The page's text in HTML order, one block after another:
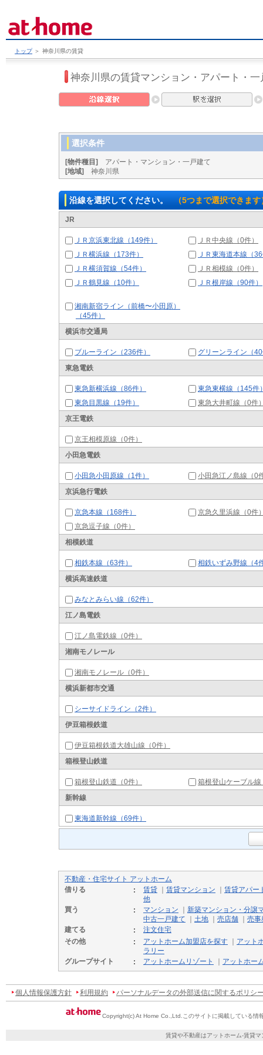
トップ ＞ 神奈川県の賃貸
神奈川県の賃貸マンション・アパート・一
選択条件
[物件種目]
アパート・マンション・一戸建て
[地域]
神奈川県
沿線を選択してください。 （5つまで選択できます
JR
ＪＲ京浜東北線（149件）
ＪＲ中央線（0件）
ＪＲ横浜線（173件）
ＪＲ東海道本線（
ＪＲ横須賀線（54件）
ＪＲ相模線（0件）
ＪＲ鶴見線（10件）
ＪＲ根岸線（90件）
湘南新宿ライン（前橋〜小田原）
（45件）
横浜市交通局
ブルーライン（236件）
グリーンライン（
東急電鉄
東急新横浜線（86件）
東急東横線（145件
東急目黒線（19件）
東急大井町線（0件
京王電鉄
京王相模原線（0件）
小田急電鉄
小田急小田原線（1件）
小田急江ノ島線（0
京浜急行電鉄
京急本線（168件）
京急久里浜線（0件
京急逗子線（0件）
相模鉄道
相鉄本線（63件）
相鉄いずみ野線（4
横浜高速鉄道
みなとみらい線（62件）
江ノ島電鉄
江ノ島電鉄線（0件）
湘南モノレール
湘南モノレール（0件）
横浜新都市交通
シーサイドライン（2件）
伊豆箱根鉄道
伊豆箱根鉄道大雄山線（0件）
箱根登山鉄道
箱根登山鉄道（0件）
箱根登山ケーブル
新幹線
東海道新幹線（69件）
不動産・住宅サイト アットホーム
借りる
賃貸 賃貸マンション
賃貸アパー
他
買う
マンション
新築マンション・分譲
中古一戸建て
土地 売店舗
売事
建てる
注文住宅
その他
アットホーム加盟店を探す
アット
ラリー
グループサイト
アットホームリゾート アットホー
個人情報保護方針 利用規約 パーソナルデータの外部送信に関するポリシ
Copyright(c) At Home Co.,Ltd. このサイトに掲載している情
賃貸や不動産はアットホーム-賃貸